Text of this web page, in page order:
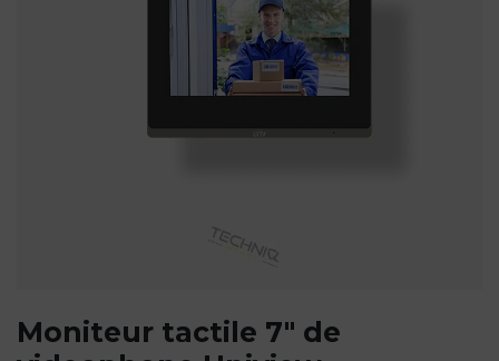
Moniteur tactile 7″ de